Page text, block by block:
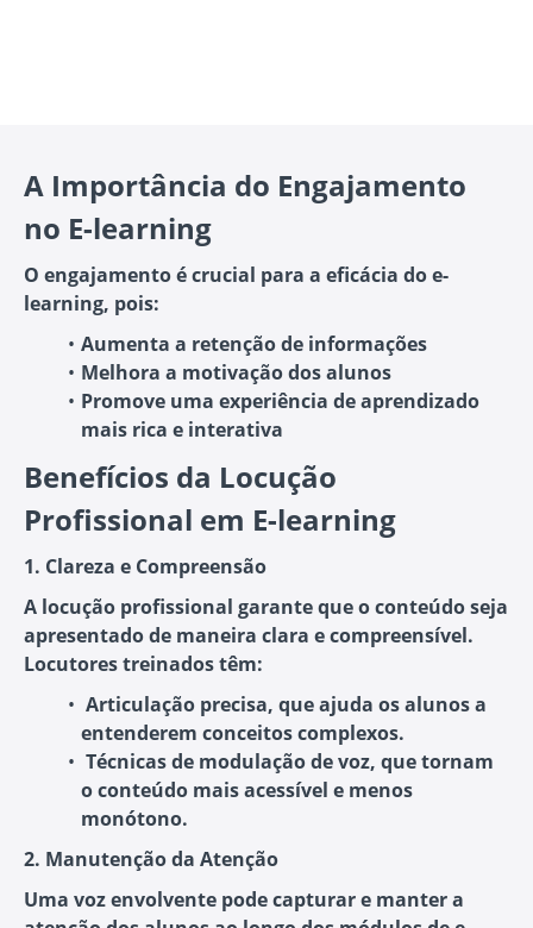
A Importância do Engajamento
no E-learning
O engajamento é crucial para a eficácia do e-
learning, pois:
Aumenta a retenção de informações
Melhora a motivação dos alunos
Promove uma experiência de aprendizado
mais rica e interativa
Benefícios da Locução
Profissional em E-learning
1. Clareza e Compreensão
A locução profissional garante que o conteúdo seja
apresentado de maneira clara e compreensível.
Locutores treinados têm:
Articulação precisa, que ajuda os alunos a
entenderem conceitos complexos.
Técnicas de modulação de voz, que tornam
o conteúdo mais acessível e menos
monótono.
2. Manutenção da Atenção
Uma voz envolvente pode capturar e manter a